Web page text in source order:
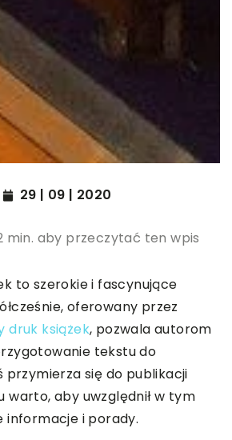
29 | 09 | 2020
min. aby przeczytać ten wpis
to szerokie i fascynujące
oferowany przez
druk książek, pozwala autorom
tekstu do
przymierza się do publikacji
warto, aby uwzględnił w tym
informacje i porady.